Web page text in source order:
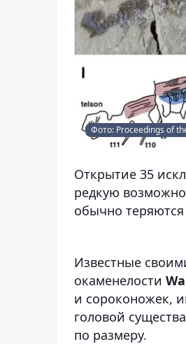
Фото: Proceedings of
Открытие 35
редкую
обычно
Известные
окаменелости
и сороконожек,
головой
по размеру.